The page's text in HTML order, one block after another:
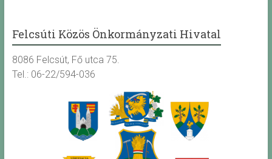
Felcsúti Közös Önkormányzati Hivatal
8086 Felcsút, Fő utca 75.
Tel.: 06-22/594-036